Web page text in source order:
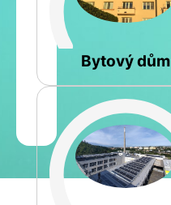
Bytový dům
Jiná
Spočítat
kalkulaci
Jméno
a
příjmení